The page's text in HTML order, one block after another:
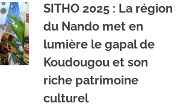
SITHO 2025 : La région
du Nando met en
lumière le gapal de
Koudougou et son
riche patrimoine
culturel